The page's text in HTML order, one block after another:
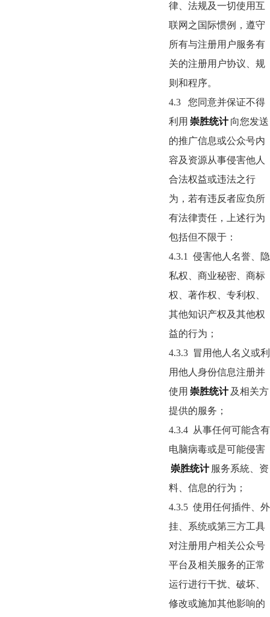
律、法规及一切使用互
联网之国际惯例，遵守
所有与注册用户服务有
关的注册用户协议、规
则和程序。
4.3
您同意并保证不得
利用 崇胜统计 向您发送
的推广信息或公众号内
容及资源从事侵害他人
合法权益或违法之行
为，若有违反者应负所
有法律责任，上述行为
包括但不限于：
4.3.1
侵害他人名誉、隐
私权、商业秘密、商标
权、著作权、专利权、
其他知识产权及其他权
益的行为；
4.3.3 冒用他人名义或利
用他人身份信息注册并
使用 崇胜统计 及相关方
提供的服务；
4.3.4 从事任何可能含有
电脑病毒或是可能侵害
崇胜统计 服务系統、资
料、信息的行为；
4.3.5 使用任何插件、外
挂、系统或第三方工具
对注册用户相关公众号
平台及相关服务的正常
运行进行干扰、破坏、
修改或施加其他影响的